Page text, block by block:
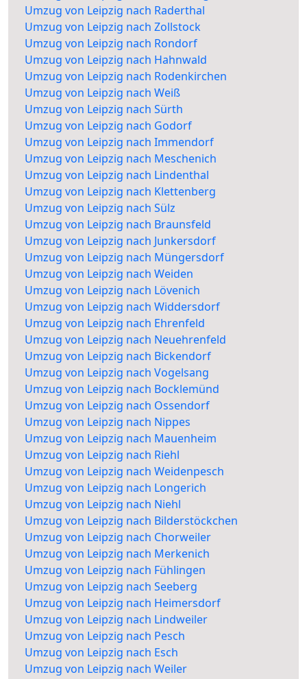
Umzug von Leipzig nach Raderthal
Umzug von Leipzig nach Zollstock
Umzug von Leipzig nach Rondorf
Umzug von Leipzig nach Hahnwald
Umzug von Leipzig nach Rodenkirchen
Umzug von Leipzig nach Weiß
Umzug von Leipzig nach Sürth
Umzug von Leipzig nach Godorf
Umzug von Leipzig nach Immendorf
Umzug von Leipzig nach Meschenich
Umzug von Leipzig nach Lindenthal
Umzug von Leipzig nach Klettenberg
Umzug von Leipzig nach Sülz
Umzug von Leipzig nach Braunsfeld
Umzug von Leipzig nach Junkersdorf
Umzug von Leipzig nach Müngersdorf
Umzug von Leipzig nach Weiden
Umzug von Leipzig nach Lövenich
Umzug von Leipzig nach Widdersdorf
Umzug von Leipzig nach Ehrenfeld
Umzug von Leipzig nach Neuehrenfeld
Umzug von Leipzig nach Bickendorf
Umzug von Leipzig nach Vogelsang
Umzug von Leipzig nach Bocklemünd
Umzug von Leipzig nach Ossendorf
Umzug von Leipzig nach Nippes
Umzug von Leipzig nach Mauenheim
Umzug von Leipzig nach Riehl
Umzug von Leipzig nach Weidenpesch
Umzug von Leipzig nach Longerich
Umzug von Leipzig nach Niehl
Umzug von Leipzig nach Bilderstöckchen
Umzug von Leipzig nach Chorweiler
Umzug von Leipzig nach Merkenich
Umzug von Leipzig nach Fühlingen
Umzug von Leipzig nach Seeberg
Umzug von Leipzig nach Heimersdorf
Umzug von Leipzig nach Lindweiler
Umzug von Leipzig nach Pesch
Umzug von Leipzig nach Esch
Umzug von Leipzig nach Weiler